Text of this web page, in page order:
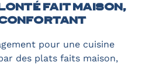
fait maison,
pour une cuisine
des plats faits maison,